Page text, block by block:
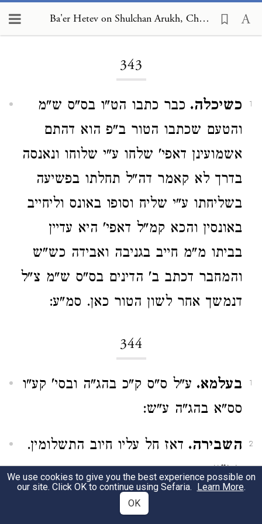
Ba'er Hetev on Shulchan Arukh, Choshen Mishpat 343
343
1 כשיכלה. כבר כתבו הט"ו בס"ס ש"מ
והטעם שכתבו הטור ב"פ הוא דהתם
אשמועינן דאפי' שלחו ע"י שלוחו ונאנסה
בדרך לא קאמר דה"ל תחלתו בפשיעה
בשליחתו ע"י שליח וסופו באונס וליחייב
באונסין והכא קמ"ל דאפי' היא עדיין
בביתו מ"מ חייב בגניבה ואבידה כש"ש
והמחבר דכתב ב' הדינים בס"ס ש"מ צ"ל
דנמשך אחר לשון הטור כאן. סמ"ע:
344
1 בעלמא. ע"ל ס"ס ק"כ בהג"ה ובסי' קע"ו
סס"א בהג"ה ע"ש:
2 השבירה. דאז חל עליו חיוב התשלומין.
סמ"ע:
וכ"ש אם הוקרו דהא לא יהיה
We use cookies to give you the best experience possible on
our site. Click OK to continue using Sefaria. Learn More.
OK